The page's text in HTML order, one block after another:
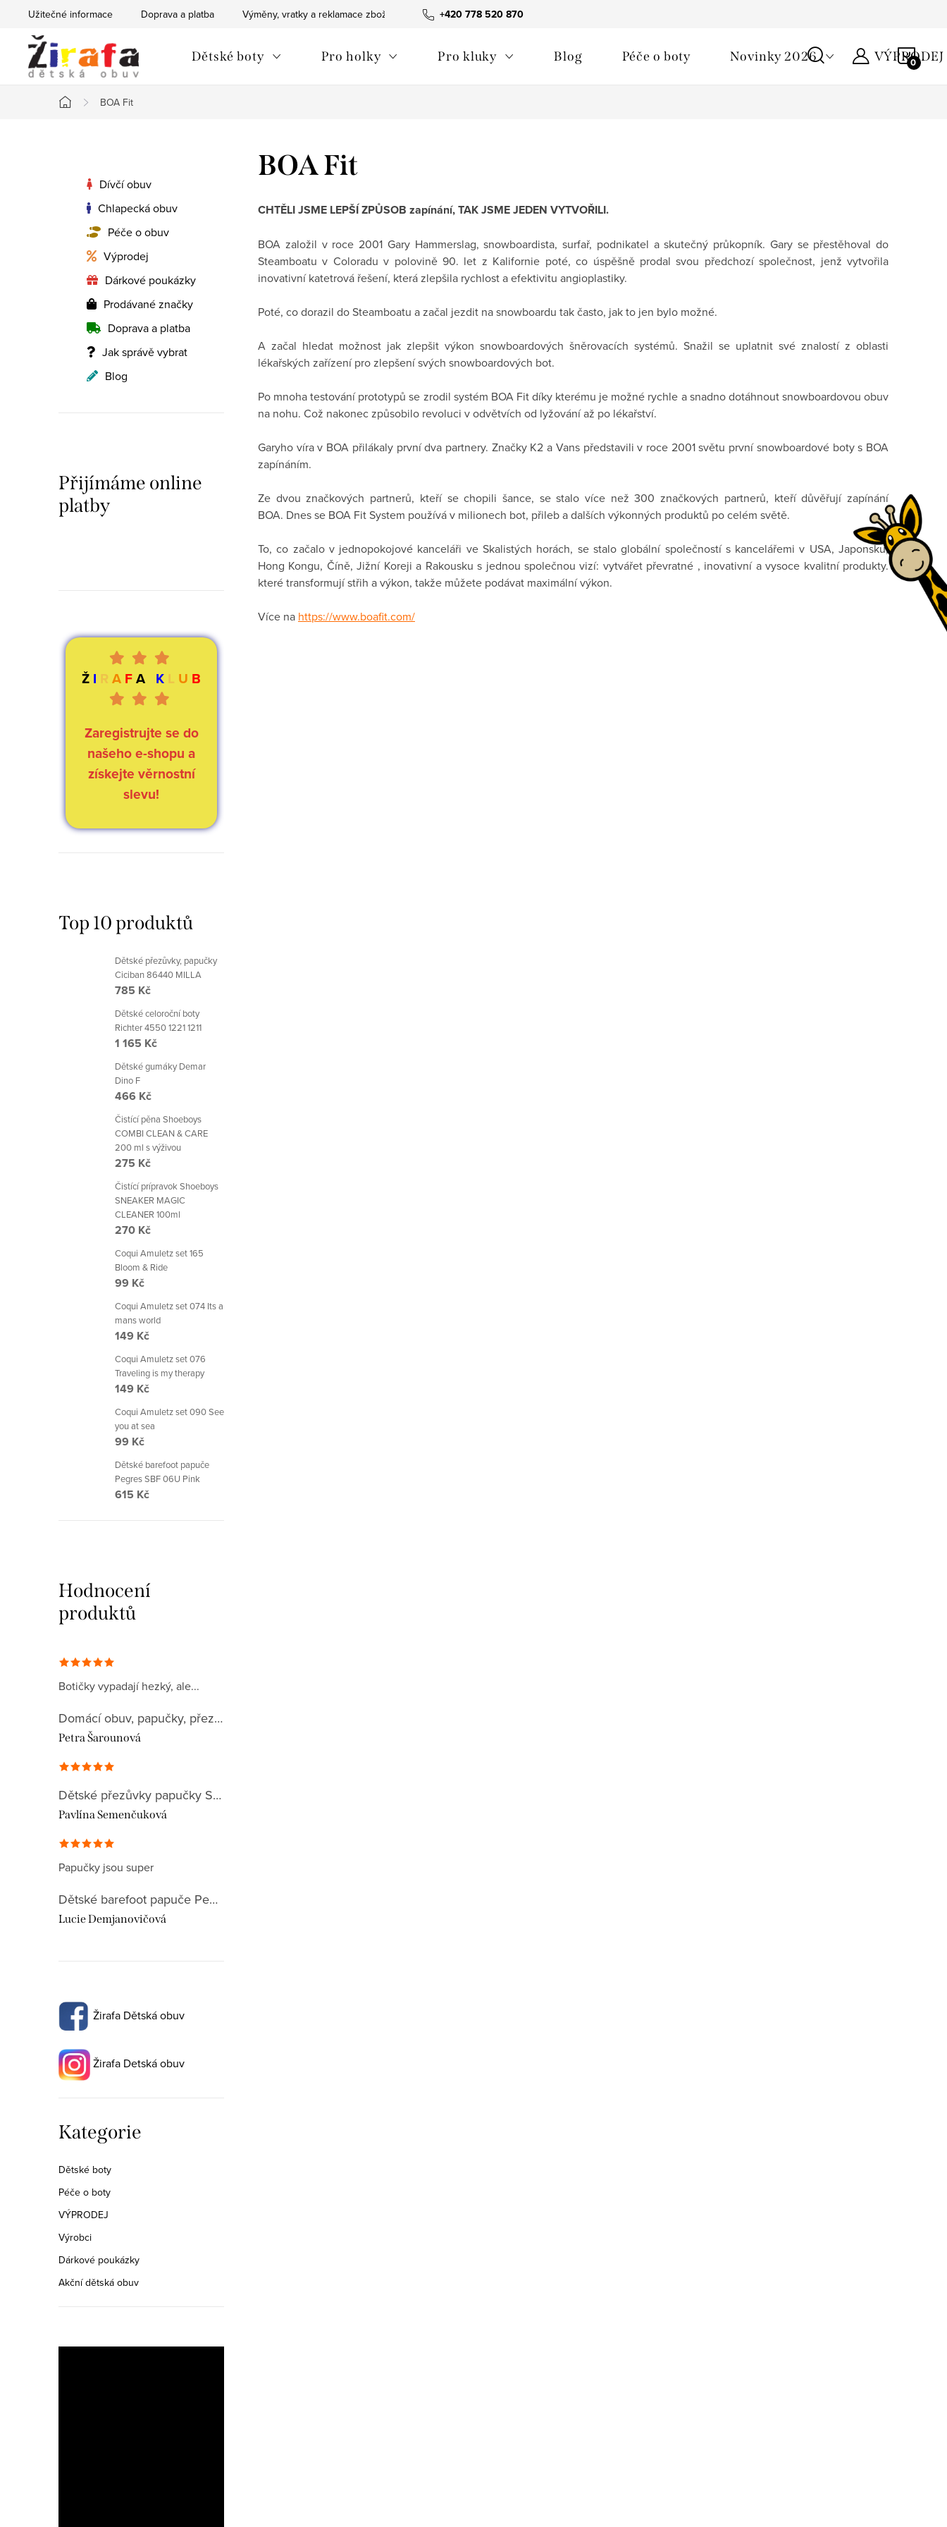
obsah
+420 778 520 870
Užitečné informace Doprava a platba Výměny, vratky a reklamace zboží Obchodní podmínky
Dětské boty Pro holky Pro kluky Blog Péče o boty Novinky 2026 VÝPRODEJ
Domů
BOA Fit
e
l
Dívčí obuv
Chlapecká obuv
Péče o obuv
Výprodej
Dárkové poukázky
Prodávané značky
Doprava a platba
Jak správě vybrat
Blog
Přijímáme online
platby
Ž I R A FA K L U B
Zaregistrujte se do
našeho e-shopu a
získejte věrnostní
slevu!
Top 10 produktů
Dětské přezůvky, papučky
Ciciban 86440 MILLA
785 Kč
Dětské celoroční boty
Richter 4550 1221 1211
1 165 Kč
Dětské gumáky Demar
Dino F
466 Kč
Čistící pěna Shoeboys
COMBI CLEAN & CARE
200 ml s výživou
275 Kč
Čistící prípravok Shoeboys
SNEAKER MAGIC
CLEANER 100ml
270 Kč
Coqui Amuletz set 165
Bloom & Ride
99 Kč
Coqui Amuletz set 074 Its a
mans world
149 Kč
Coqui Amuletz set 076
Traveling is my therapy
149 Kč
Coqui Amuletz set 090 See
you at sea
99 Kč
Dětské barefoot papuče
Pegres SBF 06U Pink
615 Kč
Hodnocení
produktů
Botičky vypadají hezký, ale...
Domácí obuv, papučky, přezůvky, plátěnky 032CA
Petra Šarounová
Dětské přezůvky papučky Superfit 1-000279-8090 BILL
Pavlína Semenčuková
Papučky jsou super
Dětské barefoot papuče Pegres BF 01 dinosaurus
Lucie Demjanovičová
Žirafa Dětská obuv
Žirafa Detská obuv
Přeskočit
kategorie
Kategorie
Dětské boty
Péče o boty
VÝPRODEJ
Výrobci
Dárkové poukázky
Akční dětská obuv
BOA Fit
CHTĚLI JSME LEPŠÍZPŮSOB zapínání, TAK JSME JEDEN VYTVOŘILI.
BOA založil v roce 2001 Gary Hammerslag, snowboardista, surfař, podnikatel a skutečný průkopník. Gary se přestěhoval do
Steamboatu v Coloradu v polovině 90. let z Kalifornie poté, co úspěšně prodal svou předchozí společnost, jenž vytvořila
inovativní katetrová řešení, která zlepšila rychlost a efektivitu angioplastiky.
Poté, co dorazil do Steamboatu a začal jezdit na snowboardu tak často, jak to jen bylo možné.
A začal hledat možnost jak zlepšit výkon snowboardových šněrovacích systémů. Snažil se uplatnit své znalostí z oblasti
lékařských zařízení pro zlepšení svých snowboardových bot.
Po mnoha testování prototypů se zrodil systém BOA Fit díky kterému je možné rychle a snadno dotáhnout snowboardovou obuv
na nohu. Což nakonec způsobilo revoluci v odvětvích od lyžování až po lékařství.
Garyho víra v BOA přilákaly první dva partnery. Značky K2 a Vans představili v roce 2001 světu první snowboardové boty s BOA
zapínáním.
Ze dvou značkových partnerů, kteří se chopili šance, se stalo více než 300 značkových partnerů, kteří důvěřují zapínání
BOA. Dnes se BOA Fit System používá v milionech bot, přileb a dalších výkonných produktů po celém světě.
To, co začalo v jednopokojové kanceláři ve Skalistých horách, se stalo globální společností s kancelářemi v USA, Japonsku,
Hong Kongu, Číně, Jižní Koreji a Rakousku s jednou společnou vizí: vytvářet převratné , inovativní a vysoce kvalitní produkty.
které transformují střih a výkon, takže můžete podávat maximální výkon.
Více na https://www.boafit.com/